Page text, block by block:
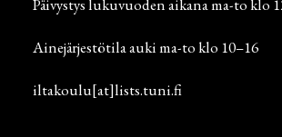
Päivystys lukuvuoden aikana ma-to klo
Ainejärjestötila auki ma-to klo 10–16
iltakoulu[at]lists.tuni.fi